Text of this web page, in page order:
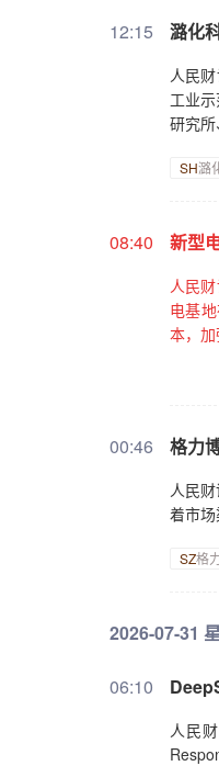
12:15 潞化
人民
工业
研究
SH潞
08:40 新型
人民
电基
本，
00:46 格力
人民
着市
SZ格
2026-07-31
06:10
人民